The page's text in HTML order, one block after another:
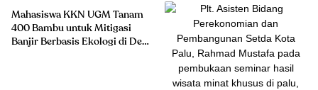
Mahasiswa KKN UGM Tanam
400 Bambu untuk Mitigasi
Banjir Berbasis Ekologi di Desa